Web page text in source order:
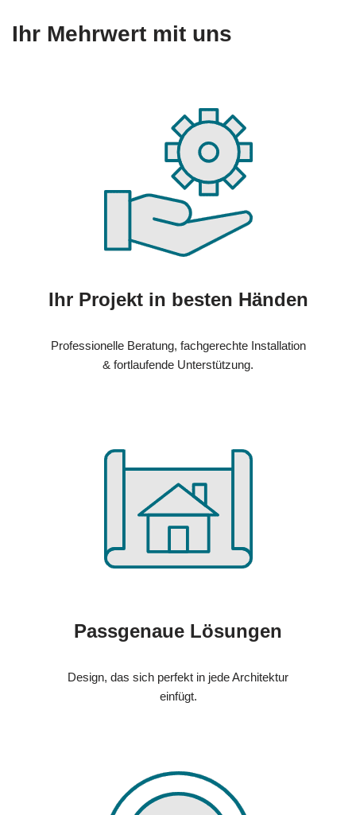
Ihr Mehrwert mit uns
Ihr Projekt in besten Händen
Professionelle Beratung, fachgerechte Installation
& fortlaufende Unterstützung.
Passgenaue Lösungen
Design, das sich perfekt in jede Architektur
einfügt.